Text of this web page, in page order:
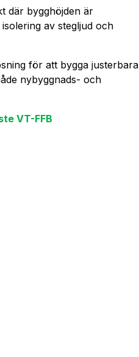
där bygghöjden är
av stegljud och
för att bygga justerbara
nybyggnads- och
VT-FFB